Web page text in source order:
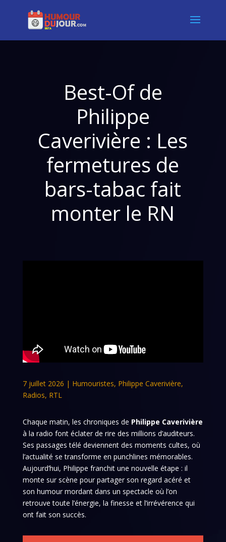
Best-Of de
Philippe
Caverivière : Les
fermetures de
bars-tabac fait
monter le RN
7 juillet 2026 | Humouristes, Philippe Caverivière,
Radios, RTL
Chaque matin, les chroniques de Philippe Caverivière
à la radio font éclater de rire des millions d’auditeurs.
Ses passages télé deviennent des moments cultes, où
l’actualité se transforme en punchlines mémorables.
Aujourd’hui, Philippe franchit une nouvelle étape : il
monte sur scène pour partager son regard acéré et
son humour mordant dans un spectacle où l’on
retrouve toute l’énergie, la finesse et l’irrévérence qui
ont fait son succès.